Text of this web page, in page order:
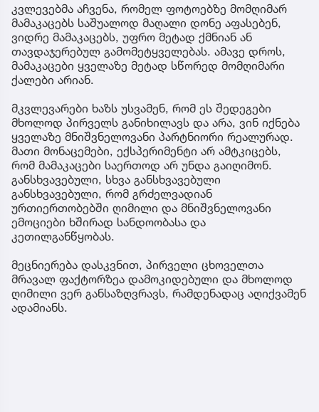
კვლევებმა აჩვენა, რომელ ფოტოებზე მომღიმარ
მამაკაცებს საშუალოდ მაღალი დონე აფასებენ,
ვიდრე მამაკაცებს, უფრო მეტად ქმნიან ან
თავდაჯერებულ გამომეტყველებას. ამავე დროს,
მამაკაცები ყველაზე მეტად სწორედ მომღიმარი
ქალები არიან.
მკვლევარები ხაზს უსვამენ, რომ ეს შედეგები
მხოლოდ პირველს განიხილავს და არა, ვინ იქნება
ყველაზე მნიშვნელოვანი პარტნიორი რეალურად.
მათი მონაცემები, ექსპერიმენტი არ ამტკიცებს,
რომ მამაკაცები საერთოდ არ უნდა გაიღიმონ.
განსხვავებული, სხვა განსხვავებული
განსხვავებული, რომ გრძელვადიან
ურთიერთობებში ღიმილი და მნიშვნელოვანი
ემოციები ხშირად სანდოობასა და
კეთილგანწყობას.
მეცნიერება დასკვნით, პირველი ცხოველთა
მრავალ ფაქტორზეა დამოკიდებული და მხოლოდ
ღიმილი ვერ განსაზღვრავს, რამდენადაც აღიქვამენ
ადამიანს.